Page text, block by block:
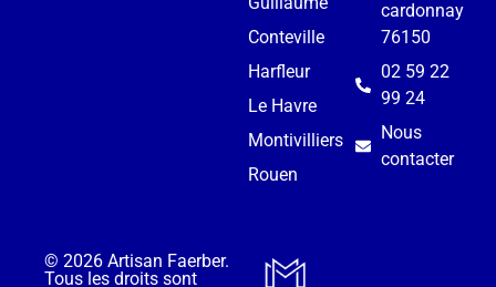
Conteville
Harfleur
Le Havre
Montivilliers
Rouen
cardonnay
76150
02 59 22
99 24
Nous
contacter
© 2026 Artisan Faerber.
Tous les droits sont